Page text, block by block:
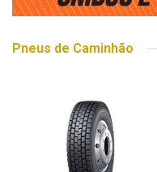
Pneus de Caminhão